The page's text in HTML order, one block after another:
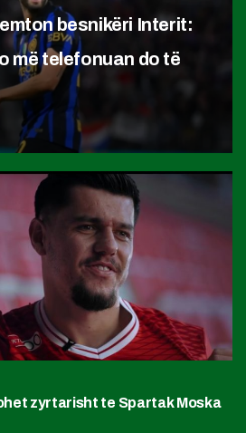
besnikëri Interit:
më telefonuan do të
zyrtarisht te Spartak Moska